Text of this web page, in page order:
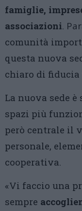
famiglie,
associazioni.
comunità
questa nuova
chiaro di
La nuova sede
spazi più
però centrale il
personale,
cooperativa.
«Vi faccio una
sempre